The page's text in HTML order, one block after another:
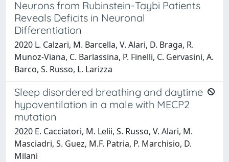
Neurons from Rubinstein-Taybi Patients
Reveals Deficits in Neuronal
Differentiation
2020 L. Calzari, M. Barcella, V. Alari, D. Braga, R.
Munoz-Viana, C. Barlassina, P. Finelli, C. Gervasini, A.
Barco, S. Russo, L. Larizza
Sleep disordered breathing and daytime
hypoventilation in a male with MECP2
mutation
2020 E. Cacciatori, M. Lelii, S. Russo, V. Alari, M.
Masciadri, S. Guez, M.F. Patria, P. Marchisio, D.
Milani